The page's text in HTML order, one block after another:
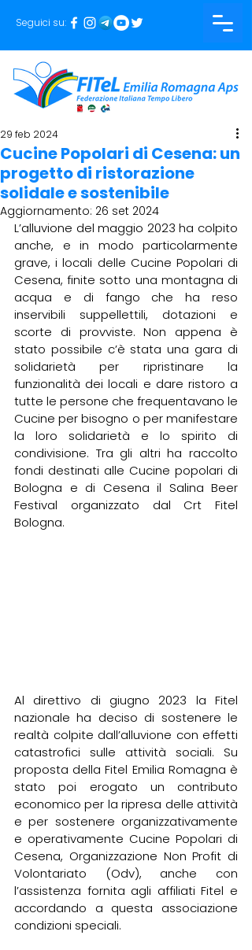
Seguici su:
Cucine Popolari di Cesena: un
progetto di ristorazione
solidale e sostenibile
29 feb 2024
Aggiornamento: 26 set 2024
L’alluvione del maggio 2023 ha colpito
anche, e in modo particolarmente
grave, i locali delle Cucine Popolari di
Cesena, finite sotto una montagna di
acqua e di fango che ha reso
inservibili suppellettili, dotazioni e
scorte di provviste. Non appena è
stato possibile c’è stata una gara di
solidarietà per ripristinare la
funzionalità dei locali e dare ristoro a
tutte le persone che frequentavano le
Cucine per bisogno o per manifestare
la loro solidarietà e lo spirito di
condivisione. Tra gli altri ha raccolto
fondi destinati alle Cucine popolari di
Bologna e di Cesena il Salina Beer
Festival organizzato dal Crt Fitel
Bologna.
Al direttivo di giugno 2023 la Fitel
nazionale ha deciso di sostenere le
realtà colpite dall’alluvione con effetti
catastrofici sulle attività sociali. Su
proposta della Fitel Emilia Romagna è
stato poi erogato un contributo
economico per la ripresa delle attività
e per sostenere organizzativamente
e operativamente Cucine Popolari di
Cesena, Organizzazione Non Profit di
Volontariato (Odv), anche con
l’assistenza fornita agli affiliati Fitel e
accordando a questa associazione
condizioni speciali.